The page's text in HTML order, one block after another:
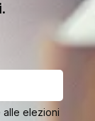
alle elezioni